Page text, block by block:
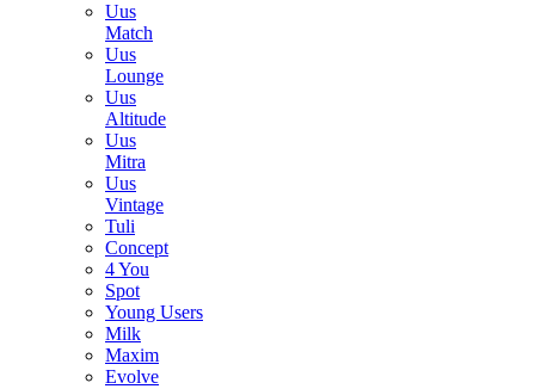
Uus
Match
Uus
Lounge
Uus
Altitude
Uus
Mitra
Uus
Vintage
Tuli
Concept
4 You
Spot
Young Users
Milk
Maxim
Evolve